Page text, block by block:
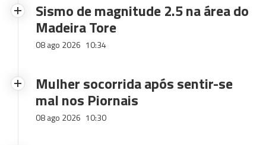
Sismo de magnitude 2.5 na área do
Madeira Tore
08 ago 2026 10:34
Mulher socorrida após sentir-se
mal nos Piornais
08 ago 2026 10:30